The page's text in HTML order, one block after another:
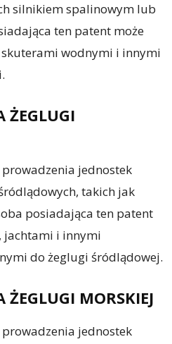
silnikiem spalinowym lub
ten patent może
wodnymi i innymi
ŻEGLUGI
jednostek
takich jak
posiadająca ten patent
jachtami i innymi
do żeglugi śródlądowej.
ŻEGLUGI MORSKIEJ
jednostek